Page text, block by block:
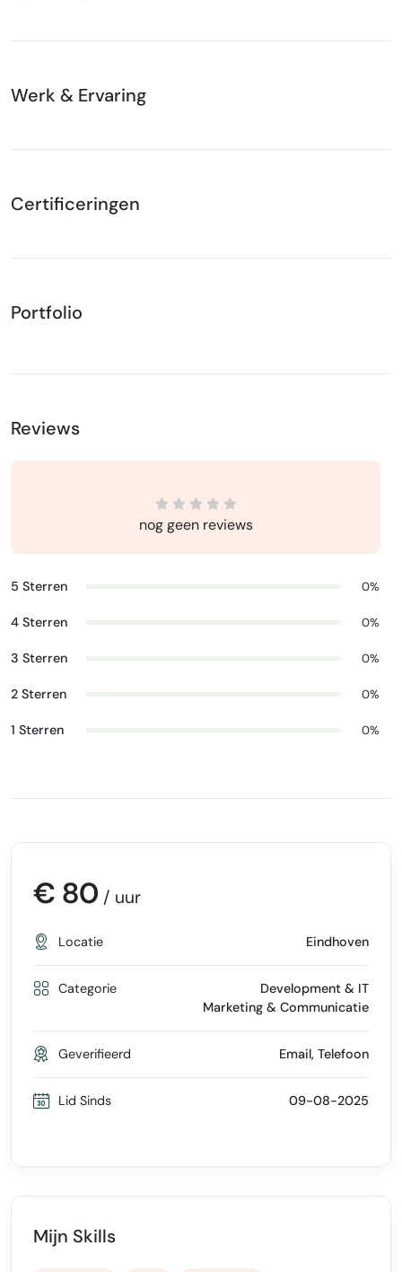
Werk & Ervaring
Certificeringen
Portfolio
Reviews
nog geen reviews
5 Sterren 0%
4 Sterren 0%
3 Sterren 0%
2 Sterren 0%
1 Sterren 0%
€ 80 / uur
Locatie Eindhoven
Categorie
Development & IT
Marketing & Communicatie
Geverifieerd Email, Telefoon
Lid Sinds 09-08-2025
Mijn Skills